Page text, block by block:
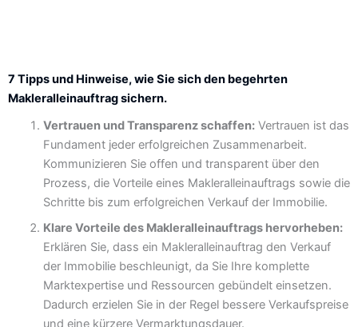
7 Tipps und Hinweise, wie Sie sich den begehrten
Makleralleinauftrag sichern.
Vertrauen und Transparenz schaffen:Vertrauen ist das
Fundament jeder erfolgreichen Zusammenarbeit.
Kommunizieren Sie offen und transparent über den
Prozess, die Vorteile eines Makleralleinauftrags sowie die
Schritte bis zum erfolgreichen Verkauf der Immobilie.
Klare Vorteile des Makleralleinauftrags hervorheben:
Erklären Sie, dass ein Makleralleinauftrag den Verkauf
der Immobilie beschleunigt, da Sie Ihre komplette
Marktexpertise und Ressourcen gebündelt einsetzen.
Dadurch erzielen Sie in der Regel bessere Verkaufspreise
und eine kürzere Vermarktungsdauer.